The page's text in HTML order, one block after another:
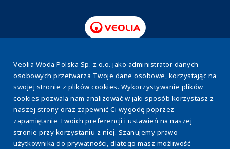
Stopka
O nas
Efektywność energetyczna
Osady ściekowe
Eksploatacja WOD-KAN
www.veolia.pl
Veolia Woda Polska Sp. z o.o. jako administrator danych
osobowych przetwarza Twoje dane osobowe, korzystając na
swojej stronie z plików cookies. Wykorzystywanie plików
cookies pozwala nam analizować w jaki sposób korzystasz z
naszej strony oraz zapewnić Ci wygodę poprzez
zapamiętanie Twoich preferencji i ustawień na naszej
stronie przy korzystaniu z niej. Szanujemy prawo
użytkownika do prywatności, dlatego masz możliwość